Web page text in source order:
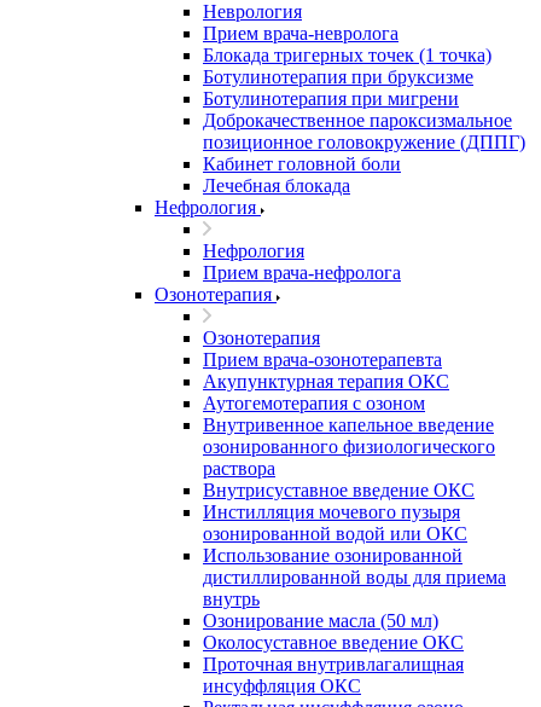
Неврология
Прием врача-невролога
Блокада тригерных точек (1 точка)
Ботулинотерапия при бруксизме
Ботулинотерапия при мигрени
Доброкачественное пароксизмальное
позиционное головокружение (ДППГ)
Кабинет головной боли
Лечебная блокада
Нефрология
Нефрология
Прием врача-нефролога
Озонотерапия
Озонотерапия
Прием врача-озонотерапевта
Акупунктурная терапия ОКС
Аутогемотерапия с озоном
Внутривенное капельное введение
озонированного физиологического
раствора
Внутрисуставное введение ОКС
Инстилляция мочевого пузыря
озонированной водой или ОКС
Использование озонированной
дистиллированной воды для приема
внутрь
Озонирование масла (50 мл)
Околосуставное введение ОКС
Проточная внутривлагалищная
инсуффляция ОКС